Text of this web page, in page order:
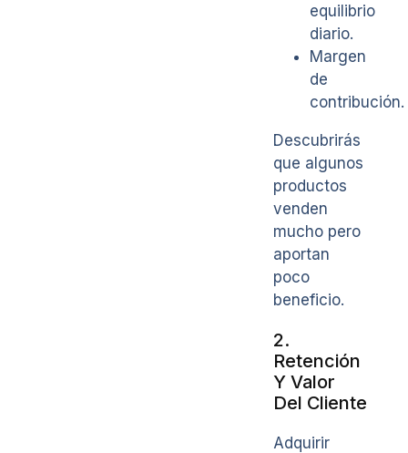
equilibrio
diario.
Margen
de
contribución.
Descubrirás
que algunos
productos
venden
mucho pero
aportan
poco
beneficio.
2.
Retención
Y Valor
Del Cliente
Adquirir